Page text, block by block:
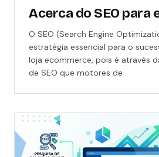
Acerca do SEO para
O SEO (Search Engine
estratégia essencial para o
loja ecommerce, pois é através
de SEO que motores de